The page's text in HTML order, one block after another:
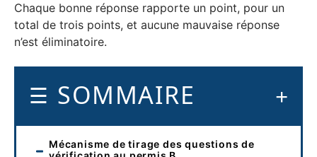
Chaque bonne réponse rapporte un point, pour un
total de trois points, et aucune mauvaise réponse
n’est éliminatoire.
SOMMAIRE
Mécanisme de tirage des questions de